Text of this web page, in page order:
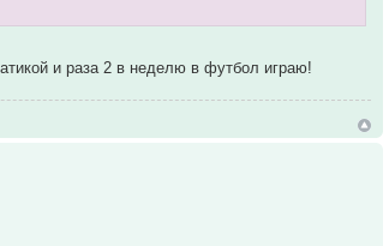
и раза 2 в неделю в футбол играю!